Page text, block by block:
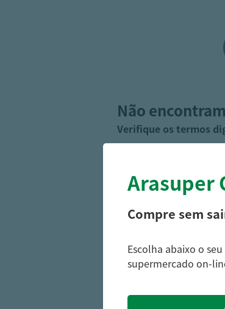
Não
Verifique os termos
Arasuper
Compre sem
Escolha abaixo o
supermercado on-